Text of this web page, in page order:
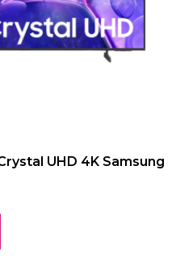
UHD 4K Samsung